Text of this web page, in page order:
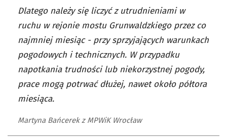
Dlatego należy się liczyć z utrudnieniami w
ruchu w rejonie mostu Grunwaldzkiego przez co
najmniej miesiąc - przy sprzyjających warunkach
pogodowych i technicznych. W przypadku
napotkania trudności lub niekorzystnej pogody,
prace mogą potrwać dłużej, nawet około półtora
miesiąca.
Martyna Bańcerek z MPWiK Wrocław